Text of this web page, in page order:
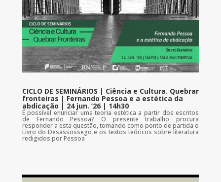
CICLO DE SEMINÁRIOS | Ciência e Cultura. Quebrar
fronteiras | Fernando Pessoa e a estética da
abdicação | 24 jun. ’26 | 14h30
É possível enunciar uma teoria estética a partir dos escritos
de Fernando Pessoa? O presente trabalho procura
responder a esta questão, tomando como ponto de partida o
Livro do Desassossego e os textos teóricos sobre literatura
redigidos por Pessoa